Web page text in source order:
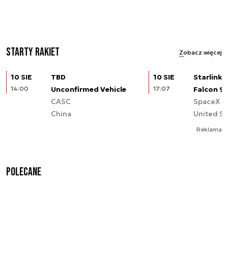
Starty rakiet Zobacz więcej
10 SIE
14:00
TBD
Unconfirmed Vehicle
CASC
China
10 SIE
17:07
Starlink
Falcon 9
SpaceX
United
Reklama
Polecane